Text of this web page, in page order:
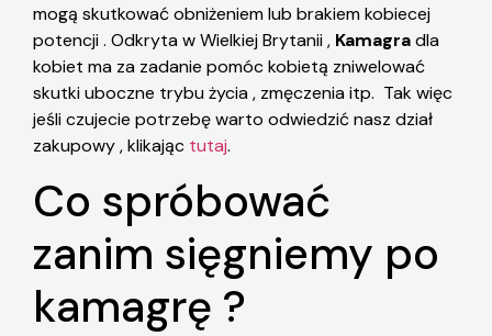
mogą skutkować obniżeniem lub brakiem kobiecej
potencji . Odkryta w Wielkiej Brytanii , Kamagradla
kobiet ma za zadanie pomóc kobietą zniwelować
skutki uboczne trybu życia , zmęczenia itp. Tak więc
jeśli czujecie potrzebę warto odwiedzić nasz dział
zakupowy , klikając tutaj.
Co spróbować
zanim sięgniemy po
kamagrę ?